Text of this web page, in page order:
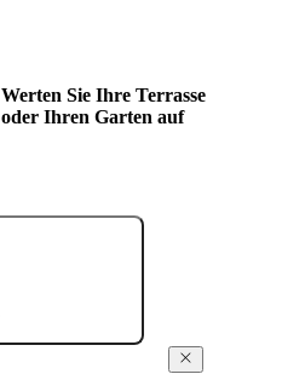
Werten Sie Ihre Terrasse
oder Ihren Garten auf